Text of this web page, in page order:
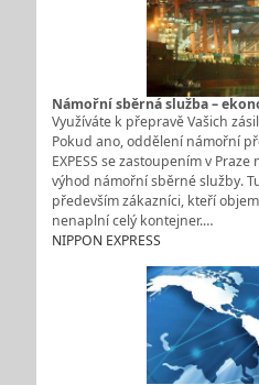
Námořní sběrná služba –
Využíváte k přepravě Vašich
Pokud ano, oddělení námořní
EXPESS se zastoupením v
výhod námořní sběrné služby.
především zákazníci, kteří
nenaplní celý kontejner.…
NIPPON EXPRESS